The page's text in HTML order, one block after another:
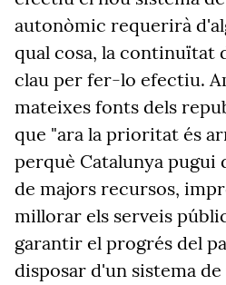
autonòmic requerirà
qual cosa, la continuïtat
clau per fer-lo efectiu.
mateixes fonts dels
que "ara la prioritat és
perquè Catalunya pugui
de majors recursos,
millorar els serveis
garantir el progrés del
disposar d'un sistema